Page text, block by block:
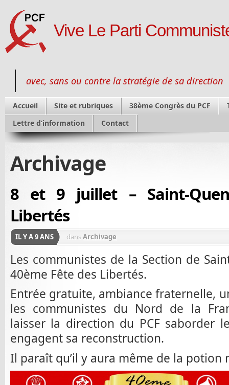
Vive Le Parti
avec, sans ou contre la stratégie de sa direction
Accueil Site et rubriques 38ème Congrès du PCF
Lettre d’information
Contact
Archivage
8 et 9 juillet – Saint-
Libertés
IL Y A 9 ANS dansArchivage
Les communistes de la Section de
40ème Fête des Libertés.
Entrée gratuite, ambiance fraternelle,
les communistes du Nord de la
laisser la direction du PCF saborder
engagent sa reconstruction.
Il paraît qu’il y aura même de la potion